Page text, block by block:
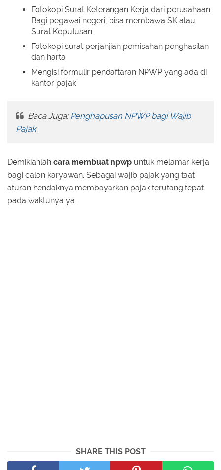
Fotokopi Surat Keterangan Kerja dari perusahaan.
Bagi pegawai negeri, bisa membawa SK atau
Surat Keputusan.
Fotokopi surat perjanjian pemisahan penghasilan
dan harta
Mengisi formulir pendaftaran NPWP yang ada di
kantor pajak
Baca Juga: Penghapusan NPWP bagi Wajib
Pajak.
Demikianlah cara membuat npwp untuk melamar kerja
bagi calon karyawan. Sebagai wajib pajak yang taat
aturan hendaknya membayarkan pajak terutang tepat
pada waktunya ya.
SHARE THIS POST